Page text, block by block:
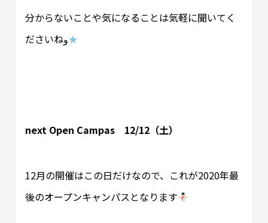
分からないことや気になることは気軽に聞いてく
ださいねو★
next Open Campas 12/12（土）
12月の開催はこの日だけなので、これが2020年最
後のオープンキャンパスとなります